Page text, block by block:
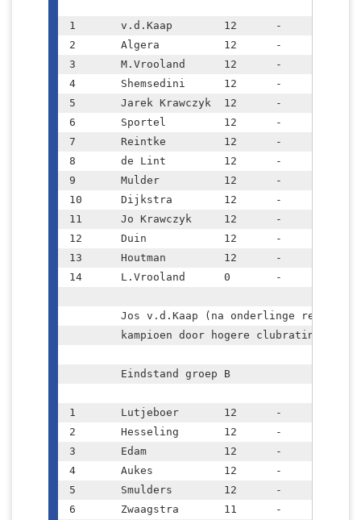
1	v.d.Kaap	12	-	10
2	Algera		12	-	10
3	M.Vrooland	12	-	8,5
4	Shemsedini	12	-	7
5	Jarek Krawczyk	12	-	7
6	Sportel		12	-	6,5
7	Reintke		12	-	6
8	de Lint		12	-	5
9	Mulder		12	-	4,5
10	Dijkstra	12	-	4,5
11	Jo Krawczyk	12	-	4
12	Duin		12	-	3,5
13	Houtman		12	-	1,5
14	L.Vrooland	0	-	0
1	Lutjeboer	12	-	8
2	Hesseling	12	-	8
3	Edam		12	-	8
4	Aukes		12	-	6,5
5	Smulders	12	-	5,5
6	Zwaagstra	11	-	4